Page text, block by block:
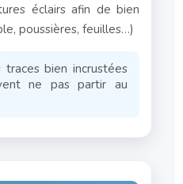
éclairs afin de bien
poussières, feuilles…)
traces bien incrustées
ne pas partir au